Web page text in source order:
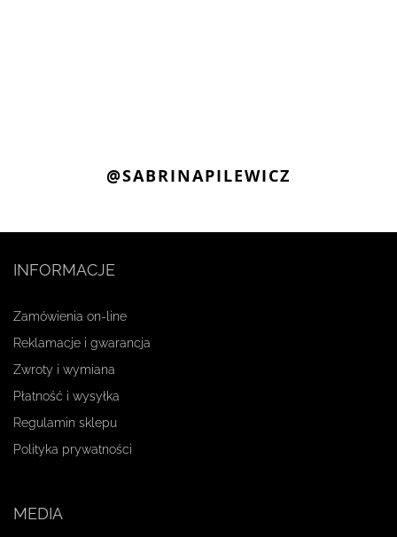
@SABRINAPILEWICZ
INFORMACJE
Zamówienia on-line
Reklamacje i gwarancja
Zwroty i wymiana
Płatność i wysyłka
Regulamin sklepu
Polityka prywatności
MEDIA